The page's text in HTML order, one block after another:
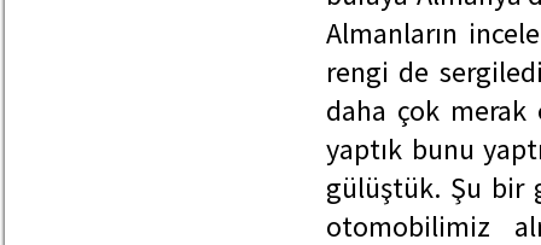
Almanların
rengi de
daha çok merak
yaptık bunu
gülüştük. Şu bir
otomobilimiz